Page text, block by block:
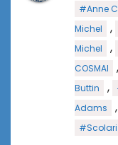
#Anne
Michel
,
Michel
,
COSMAI
,
Buttin
,
Adams
,